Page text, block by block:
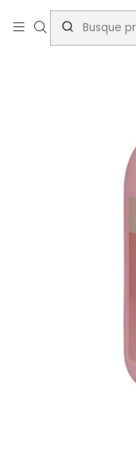
Insumos Manicure